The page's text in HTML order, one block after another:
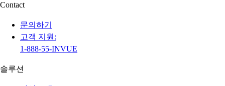
Contact
문의하기
고객 지원:
1-888-55-INVUE
솔루션